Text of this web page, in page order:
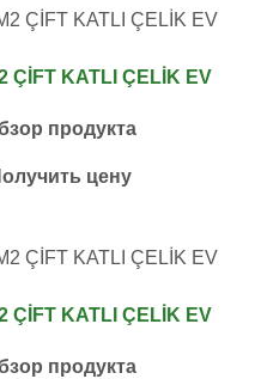
ÇİFT KATLI ÇELİK EV
продукта
цену
ÇİFT KATLI ÇELİK EV
продукта